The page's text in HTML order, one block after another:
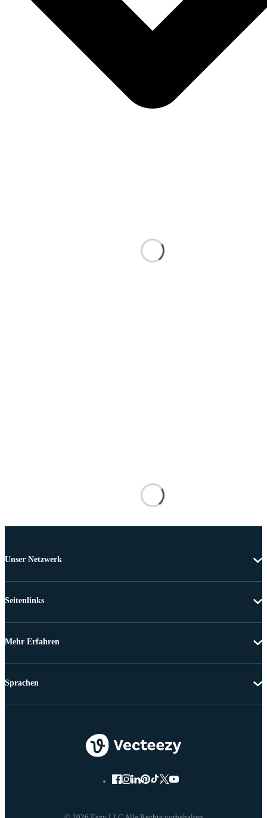
Unser Netzwerk
Seitenlinks
Mehr Erfahren
Sprachen